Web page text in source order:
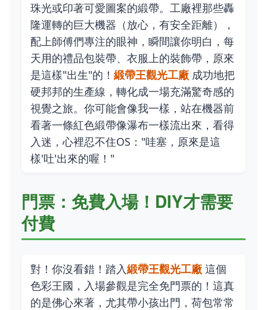
珠光或印著可愛圖案的緞帶。工廠裡那些轟
隆運轉的巨大機器（放心，有安全距離），
配上師傅們專注的眼神，瞬間讓你明白，每
天用的禮品包裝帶、衣服上的裝飾帶，原來
是這樣"出生"的！ 緞帶王觀光工廠 成功地把
硬邦邦的生產線，轉化成一場充滿驚奇感的
視覺之旅。你可能會像我一樣，站在機器前
看著一條紅色緞帶像瀑布一樣流出來，看得
入迷，心裡忍不住OS："哇塞，原來是這
樣'吐'出來的喔！"
門票：免費入場！DIY才需要
付費
對！你沒看錯！踏入緞帶王觀光工廠 這個
色彩王國，入場參觀是完全免門票的！這真
的是佛心來著，尤其帶小孩出門，荷包常常